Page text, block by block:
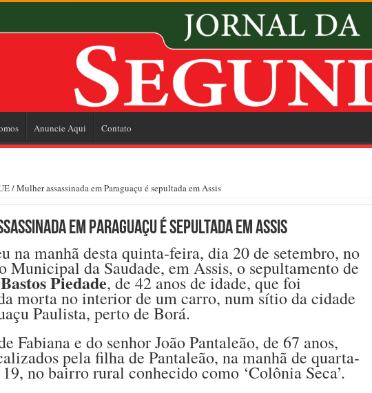
Anuncie Aqui Contato
/Mulher assassinada em Paraguaçu é sepultada em Assis
em Paraguaçu é sepultada em Assis
na manhã desta quinta-feira, dia 20 de setembro, no
Municipal da Saudade, em Assis, o sepultamento de
Piedade, de 42 anos de idade, que foi
morta no interior de um carro, num sítio da cidade
Paulista, perto de Borá.
Fabiana e do senhor João Pantaleão, de 67 anos,
pela filha de Pantaleão, na manhã de quarta-
no bairro rural conhecido como ‘Colônia Seca’.